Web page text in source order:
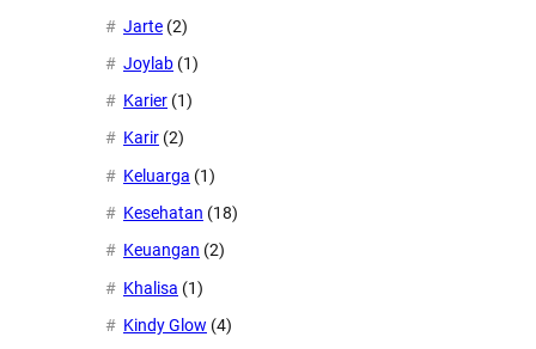
Jarte (2)
Joylab (1)
Karier (1)
Karir (2)
Keluarga (1)
Kesehatan (18)
Keuangan (2)
Khalisa (1)
Kindy Glow (4)